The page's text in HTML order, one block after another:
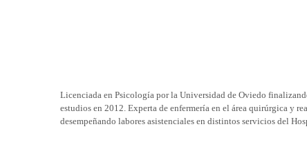
Licenciada en Psicología por la Universidad de Oviedo
estudios en 2012. Experta de enfermería en el área quirúrgica y
desempeñando labores asistenciales en distintos servicios del